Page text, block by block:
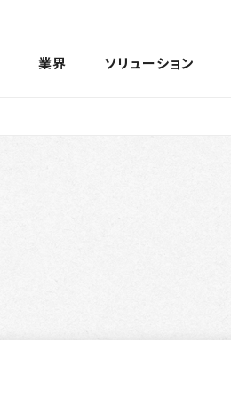
業界 ソリューション